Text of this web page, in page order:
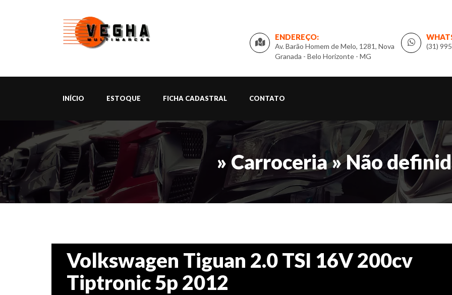
(31)
ENDEREÇO:
Av. Barão Homem de Melo, 1281, Nova
Granada - Belo Horizonte - MG
INÍCIO ESTOQUE FICHA CADASTRAL CONTATO
» Carroceria » Não
Volkswagen Tiguan 2.0 TSI 16V 200cv
Tiptronic 5p 2012